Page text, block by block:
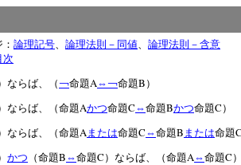
論理記号、 論理法則－同値、 論理法則－含意
次
ならば、（￢命題A ⇔ ￢命題B ）
ならば、（命題Aかつ命題C ⇔ 命題Bかつ命題C ）
ならば、（命題Aまたは命題C ⇔ 命題B または命題
かつ （命題B ⇔ 命題C ）ならば、（命題A ⇔ 命題C